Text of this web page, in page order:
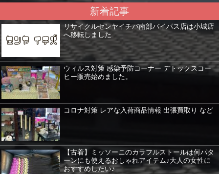
新着記事
リサイクルセンヤイチバ南部バイパス店は小城店
へ移転しました
ウィルス対策 感染予防コーナー デトックスコー
ヒー販売始めました。
コロナ対策 レアな入荷商品情報 出張買取り など
【古着】ミッソーニのカラフルストールは何パタ
ーンにも使えるおしゃれアイテム♪大人の女性に
おすすめしたい♪